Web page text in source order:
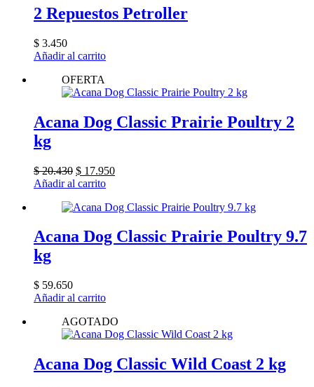
2 Repuestos Petroller
$ 3.450
Añadir al carrito
OFERTA
Acana Dog Classic Prairie Poultry 2
kg
$20.430 El
precio
era:
$ 17.950El
es:
Añadir al carrito
Acana Dog Classic Prairie Poultry 9.7
kg
$ 59.650
Añadir al carrito
AGOTADO
Acana Dog Classic Wild Coast 2 kg